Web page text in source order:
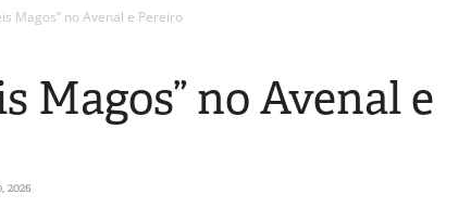
Magos” no Avenal e Pereiro
Magos” no Avenal e
2026